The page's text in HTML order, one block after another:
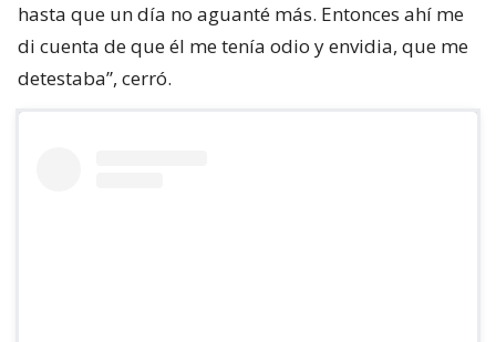
hasta que un día no aguanté más. Entonces ahí me
di cuenta de que él me tenía odio y envidia, que me
detestaba”, cerró.